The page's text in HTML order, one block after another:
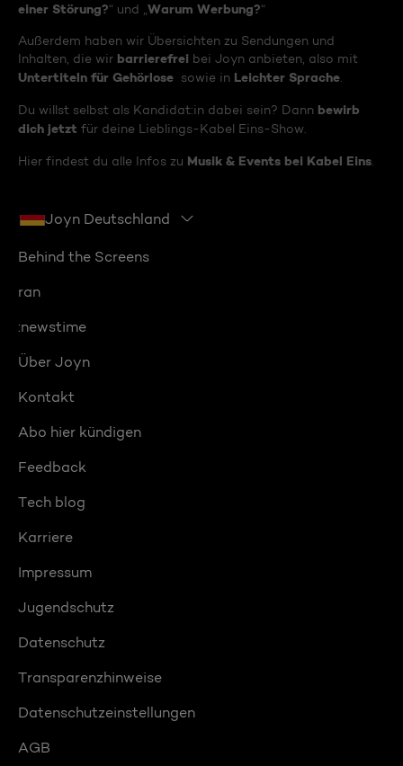
einer Störung?“ und „ Warum Werbung?“
Außerdem haben wir Übersichten zu Sendungen und
Inhalten, die wir barrierefrei bei Joyn anbieten, also mit
Untertiteln für Gehörlose sowie in Leichter Sprache
Du willst selbst als Kandidat:in dabei sein? Dann bewirb
dich jetzt für deine Lieblings-Kabel Eins-Show.
Hier findest du alle Infos zu Musik & Events bei Kabel Eins
Joyn Deutschland
Behind the Screens
ran
:newstime
Über Joyn
Kontakt
Abo hier kündigen
Feedback
Tech blog
Karriere
Impressum
Jugendschutz
Datenschutz
Transparenzhinweise
Datenschutzeinstellungen
AGB